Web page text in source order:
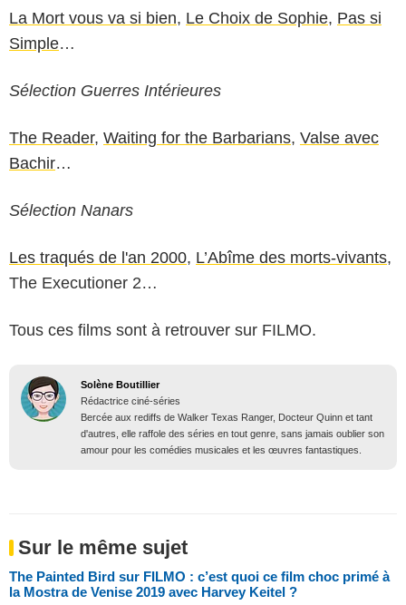
La Mort vous va si bien, Le Choix de Sophie, Pas si
Simple…
Sélection Guerres Intérieures
The Reader, Waiting for the Barbarians, Valse avec
Bachir…
Sélection Nanars
Les traqués de l'an 2000, L’Abîme des morts-vivants,
The Executioner 2…
Tous ces films sont à retrouver sur FILMO.
Solène Boutillier
Rédactrice ciné-séries
Bercée aux rediffs de Walker Texas Ranger, Docteur Quinn et tant
d'autres, elle raffole des séries en tout genre, sans jamais oublier son
amour pour les comédies musicales et les œuvres fantastiques.
Sur le même sujet
The Painted Bird sur FILMO : c’est quoi ce film choc primé à
la Mostra de Venise 2019 avec Harvey Keitel ?